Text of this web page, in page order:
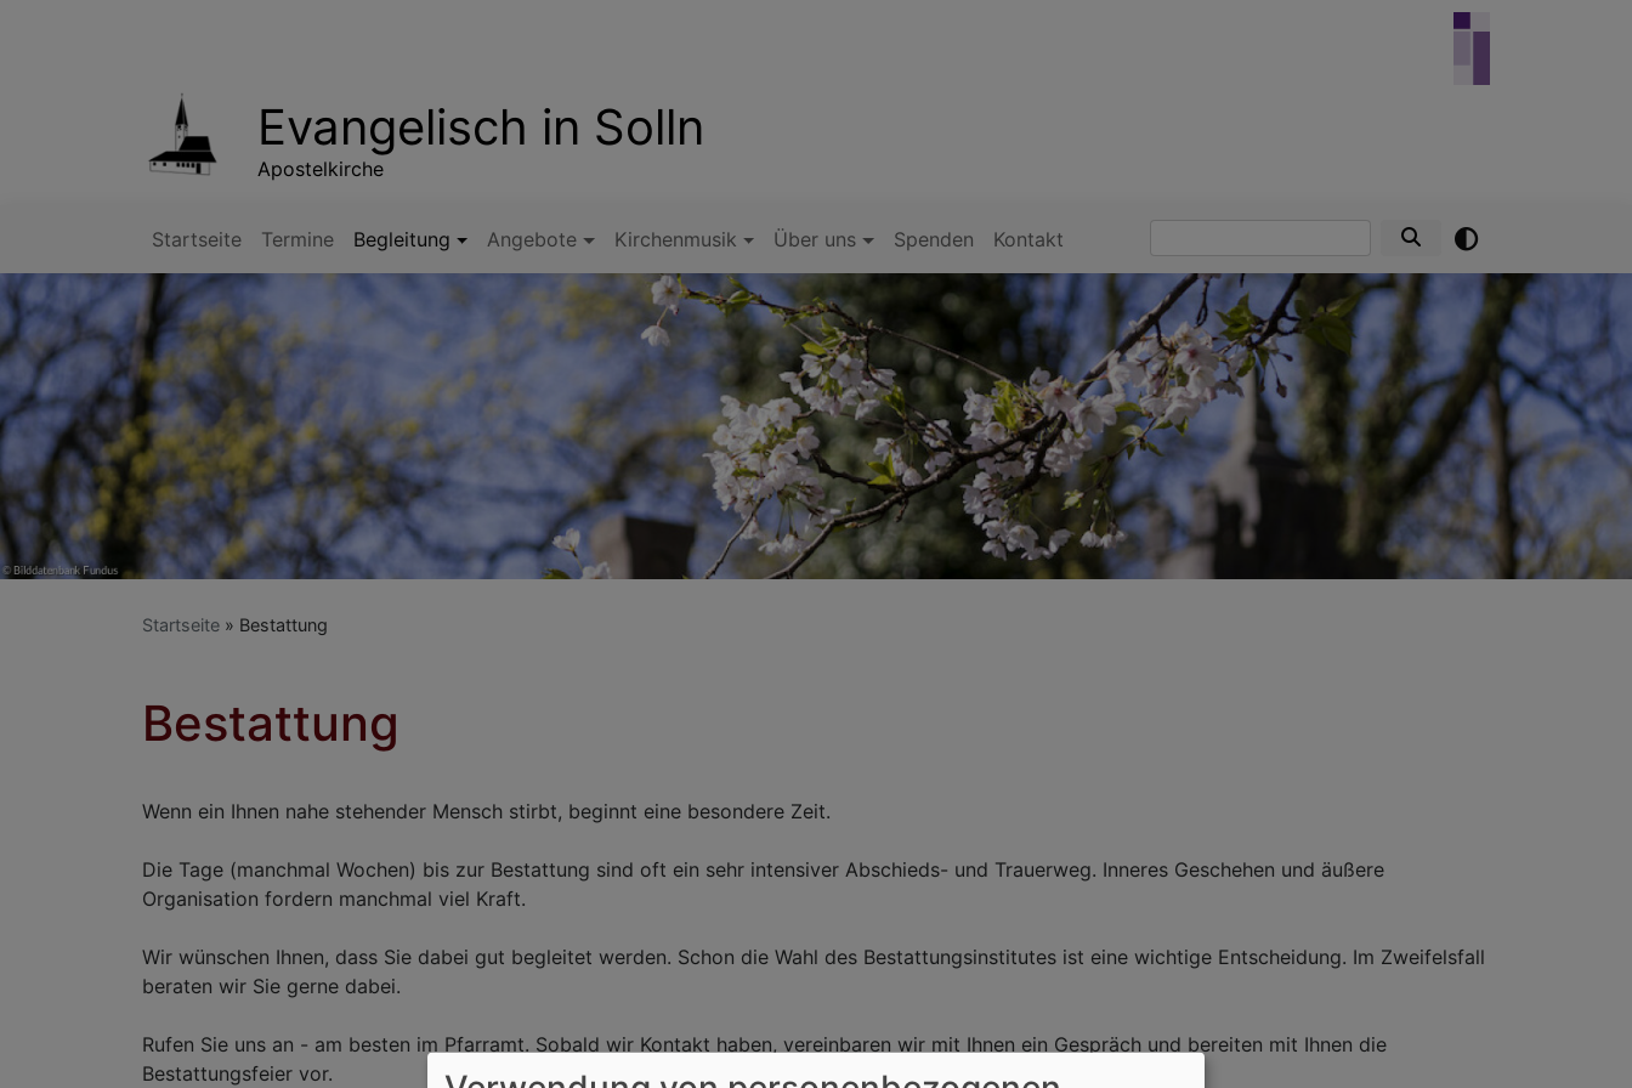
Evangelisch in Solln
Apostelkirche
Hauptnavigation
Startseite Termine Begleitung Angebote Kirchenmusik Über uns Spenden Kontakt
Startseite Bestattung
Bestattung
Wenn ein Ihnen nahe stehender Mensch stirbt, beginnt eine besondere Zeit.
Die Tage (manchmal Wochen) bis zur Bestattung sind oft ein sehr intensiver Abschieds- und Trauerweg. Inneres Geschehen und äußere
Organisation fordern manchmal viel Kraft.
Wir wünschen Ihnen, dass Sie dabei gut begleitet werden. Schon die Wahl des Bestattungsinstitutes ist eine wichtige Entscheidung. Im Zweifelsfall
beraten wir Sie gerne dabei.
Rufen Sie uns an - am besten im Pfarramt. Sobald wir Kontakt haben, vereinbaren wir mit Ihnen ein Gespräch und bereiten mit Ihnen die
Bestattungsfeier vor.